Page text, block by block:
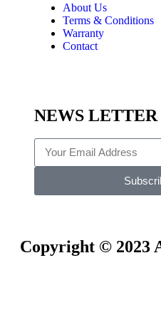
About Us
Terms & Conditions
Warranty
Contact
NEWS LETTER
Copyright © 2023